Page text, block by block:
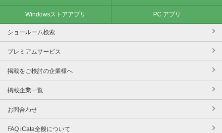
Windowsストアアプリ PC アプリ
ショールーム検索
プレミアムサービス
掲載をご検討の企業様へ
掲載企業一覧
お問合わせ
FAQ iCata全般について